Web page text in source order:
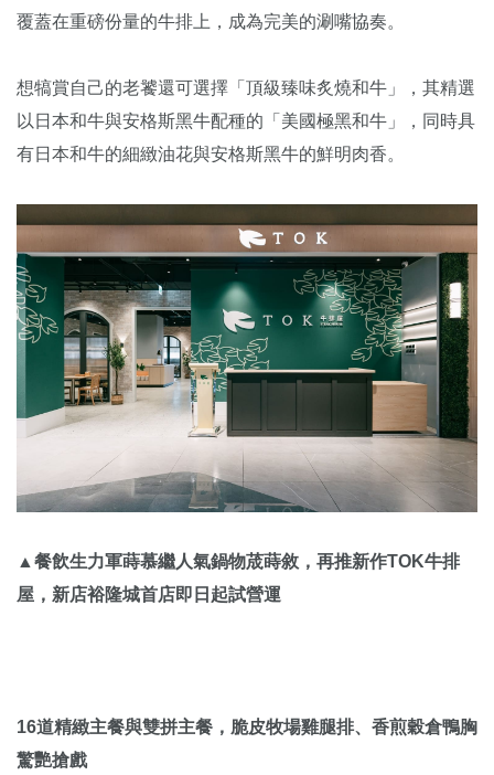
覆蓋在重磅份量的牛排上，成為完美的涮嘴協奏。
想犒賞自己的老饕還可選擇「頂級臻味炙燒和牛」，其精選
以日本和牛與安格斯黑牛配種的「美國極黑和牛」，同時具
有日本和牛的細緻油花與安格斯黑牛的鮮明肉香。
▲餐飲生力軍蒔慕繼人氣鍋物荿蒔敘，再推新作TOK牛排
屋，新店裕隆城首店即日起試營運
16道精緻主餐與雙拼主餐，脆皮牧場雞腿排、香煎穀倉鴨胸
驚艷搶戲